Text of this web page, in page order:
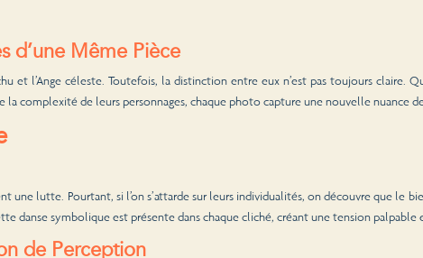
d’une Même Pièce
et l’Ange céleste. Toutefois, la distinction entre eux n’est pas toujours claire.
complexité de leurs personnages, chaque photo capture une nouvelle nuance
une lutte. Pourtant, si l’on s’attarde sur leurs individualités, on découvre que le
danse symbolique est présente dans chaque cliché, créant une tension palpable
de Perception